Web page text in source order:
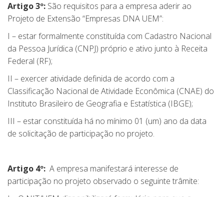
Artigo 3º: São requisitos para a empresa aderir ao
Projeto de Extensão “Empresas DNA UEM”:
I – estar formalmente constituída com Cadastro Nacional
da Pessoa Jurídica (CNPJ) próprio e ativo junto à Receita
Federal (RF);
II – exercer atividade definida de acordo com a
Classificação Nacional de Atividade Econômica (CNAE) do
Instituto Brasileiro de Geografia e Estatística (IBGE);
III – estar constituída há no mínimo 01 (um) ano da data
de solicitação de participação no projeto.
Artigo 4º: A empresa manifestará interesse de
participação no projeto observado o seguinte trâmite: